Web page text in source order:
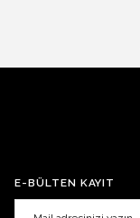
E-BÜLTEN KAYIT